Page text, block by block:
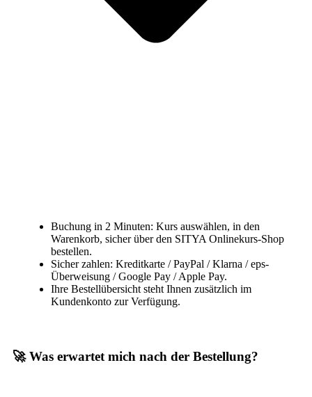
Buchung in 2 Minuten: Kurs auswählen, in den
Warenkorb, sicher über den SITYA Onlinekurs-Shop
bestellen.
Sicher zahlen: Kreditkarte / PayPal / Klarna / eps-
Überweisung / Google Pay / Apple Pay.
Ihre Bestellübersicht steht Ihnen zusätzlich im
Kundenkonto zur Verfügung.
🚀 Was erwartet mich nach der Bestellung?